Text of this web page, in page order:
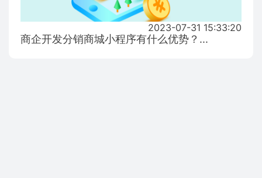
2023-07-31 15:33:20
商企开发分销商城小程序有什么优势？...